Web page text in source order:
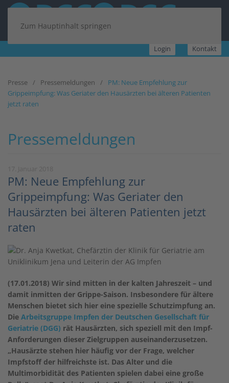
Zum Hauptinhalt springen
Login Kontakt
Presse Pressemeldungen
PM: Neue Empfehlung zur
Grippeimpfung: Was Geriater den Hausärzten bei älteren Patienten
jetzt raten
Pressemeldungen
PM: Neue Empfehlung zur
Grippeimpfung: Was Geriater den
Hausärzten bei älteren Patienten jetzt
raten
(17.01.2018) Wir sind mitten in der kalten Jahreszeit – und
damit inmitten der Grippe-Saison. Insbesondere für ältere
Menschen bietet sich hier eine spezielle Schutzimpfung an.
Die Arbeitsgruppe Impfen der Deutschen Gesellschaft für
Geriatrie (DGG) rät Hausärzten, sich speziell mit den Impf-
Anforderungen dieser Zielgruppen auseinanderzusetzen.
„Hausärzte stehen hier häufig vor der Frage, welcher
Impfstoff der hilfreichste ist. Das Alter und die
Multimorbidität des Patienten spielen dabei eine große